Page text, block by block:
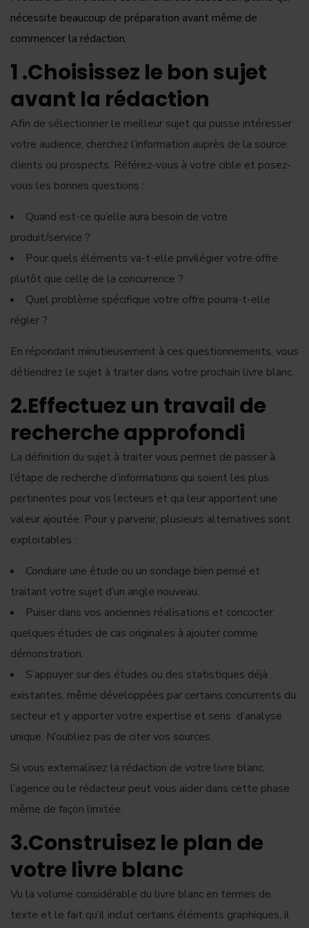
nécessite beaucoup de préparation avant même de
commencer la rédaction.
1 .Choisissez le bon sujet
avant la rédaction
Afin de sélectionner le meilleur sujet qui puisse intéresser
votre audience, cherchez l’information auprès de la source:
clients ou prospects. Référez-vous à votre cible et posez-
vous les bonnes questions :
Quand est-ce qu’elle aura besoin de votre
produit/service ?
Pour quels éléments va-t-elle privilégier votre offre
plutôt que celle de la concurrence ?
Quel problème spécifique votre offre pourra-t-elle
régler ?
En répondant minutieusement à ces questionnements, vous
détiendrez le sujet à traiter dans votre prochain livre blanc.
2.Effectuez un travail de
recherche approfondi
La définition du sujet à traiter vous permet de passer à
l’étape de recherche d’informations qui soient les plus
pertinentes pour vos lecteurs et qui leur apportent une
valeur ajoutée. Pour y parvenir, plusieurs alternatives sont
exploitables :
Conduire une étude ou un sondage bien pensé et
traitant votre sujet d’un angle nouveau.
Puiser dans vos anciennes réalisations et concocter
quelques études de cas originales à ajouter comme
démonstration.
S’appuyer sur des études ou des statistiques déjà
existantes, même développées par certains concurrents du
secteur et y apporter votre expertise et sens d’analyse
unique. N’oubliez pas de citer vos sources.
Si vous externalisez la rédaction de votre livre blanc,
l’agence ou le rédacteur peut vous aider dans cette phase
même de façon limitée.
3.Construisez le plan de
votre livre blanc
Vu la volume considérable du livre blanc en termes de
texte et le fait qu’il inclut certains éléments graphiques, il